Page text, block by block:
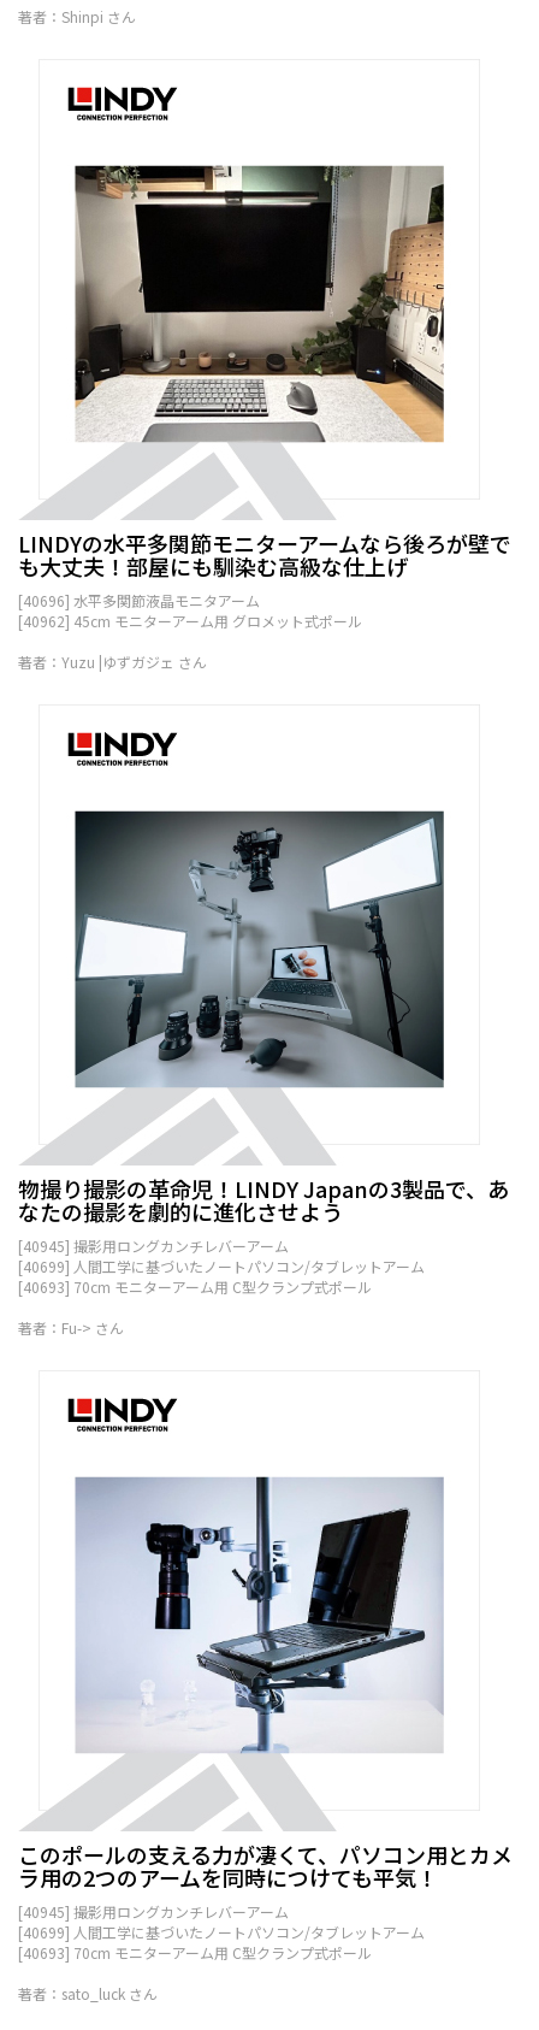
著者：Shinpi さん
LINDYの水平多関節モニターアームなら後ろが壁で
も大丈夫！部屋にも馴染む高級な仕上げ
[40696] 水平多関節液晶モニタアーム
[40962] 45cm モニターアーム用 グロメット式ポール
著者：Yuzu |ゆずガジェ さん
物撮り撮影の革命児！LINDY Japanの3製品で、あ
なたの撮影を劇的に進化させよう
[40945] 撮影用ロングカンチレバーアーム
[40699] 人間工学に基づいたノートパソコン/タブレットアーム
[40693] 70cm モニターアーム用 C型クランプ式ポール
著者：Fu-> さん
このポールの支える力が凄くて、パソコン用とカメ
ラ用の2つのアームを同時につけても平気！
[40945] 撮影用ロングカンチレバーアーム
[40699] 人間工学に基づいたノートパソコン/タブレットアーム
[40693] 70cm モニターアーム用 C型クランプ式ポール
著者：sato_luck さん